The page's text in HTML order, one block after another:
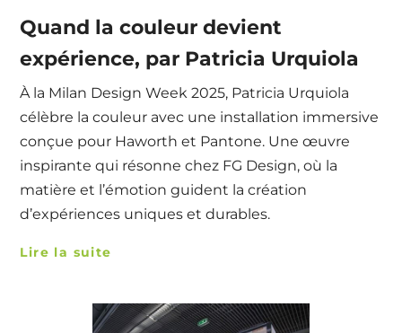
Quand la couleur devient
expérience, par Patricia Urquiola
À la Milan Design Week 2025, Patricia Urquiola
célèbre la couleur avec une installation immersive
conçue pour Haworth et Pantone. Une œuvre
inspirante qui résonne chez FG Design, où la
matière et l’émotion guident la création
d’expériences uniques et durables.
Lire la suite